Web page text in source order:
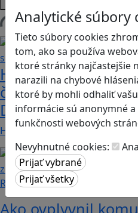
Analytické súbory
Tieto súbory cookies
tom, ako sa používa
ktoré stránky najčastejšie
narazili na chybové
ktoré by mohli odhaliť
informácie sú anonymné
funkčnosti webových
Nevyhnutné cookies:
Načítam blogy
Heritage Quest
časov, keď Rímska
Dunaj
Heritage Quest AR je mobilná
Recenzie
Ako ovplyvnil